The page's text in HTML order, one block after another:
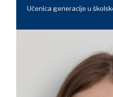
Učenica generacije u